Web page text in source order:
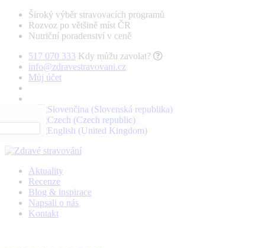
Široký výběr stravovacích programů
Rozvoz po většině míst ČR
Nutriční poradenství v ceně
517 070 333 Kdy můžu zavolat?
info@zdravestravovani.cz
Můj účet
Aktuality
Recenze
Blog & inspirace
Napsali o nás
Kontakt